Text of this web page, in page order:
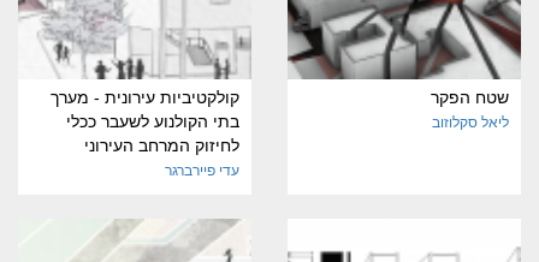
שטח הפקר
ליאל סקלוזוב
קולקטיביות עירונית - מערך
בתי הקולנוע לשעבר ככלי
לחיזוק המרחב העירוני
עדי פיירברגר